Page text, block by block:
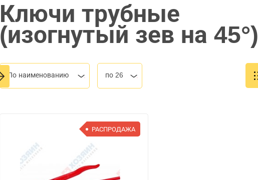
Ключи трубные
(изогнутый зев на 45°)
По наименованию по 26
РАСПРОДАЖА